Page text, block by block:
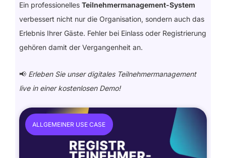
Ein professionelles Teilnehmermanagement-System
verbessert nicht nur die Organisation, sondern auch das
Erlebnis Ihrer Gäste. Fehler bei Einlass oder Registrierung
gehören damit der Vergangenheit an.
📢 Erleben Sie unser digitales Teilnehmermanagement
live in einer kostenlosen Demo!
ALLGEMEINER USE CASE